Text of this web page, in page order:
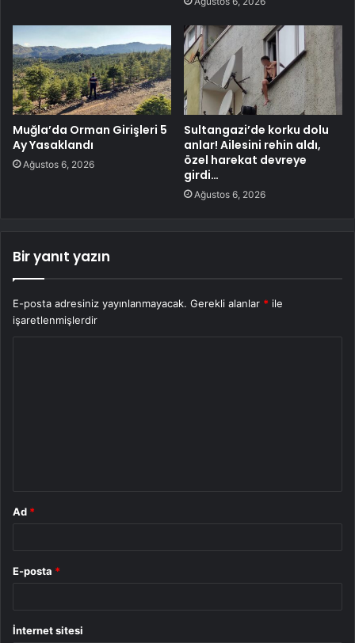
Muğla’da Orman Girişleri 5
Ay Yasaklandı
Ağustos 6, 2026
Sultangazi’de korku dolu
anlar! Ailesini rehin aldı,
özel harekat devreye
girdi…
Ağustos 6, 2026
Bir yanıt yazın
E-posta adresiniz yayınlanmayacak. Gerekli alanlar * ile
işaretlenmişlerdir
Ad *
E-posta *
İnternet sitesi